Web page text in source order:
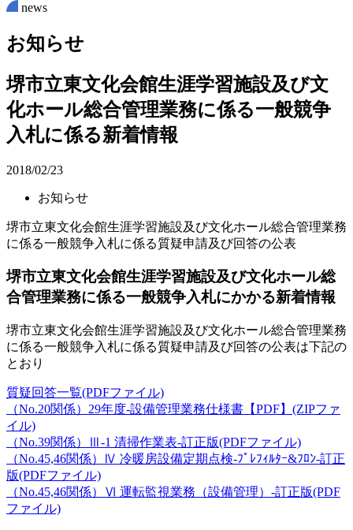
news
お知らせ
堺市立東文化会館生涯学習施設及び文
化ホール総合管理業務に係る一般競争
入札に係る新着情報
2018/02/23
お知らせ
堺市立東文化会館生涯学習施設及び文化ホール総合管理業務
に係る一般競争入札に係る質疑申請及び回答の公表
堺市立東文化会館生涯学習施設及び文化ホール総
合管理業務に係る一般競争入札にかかる新着情報
堺市立東文化会館生涯学習施設及び文化ホール総合管理業務
に係る一般競争入札に係る質疑申請及び回答の公表は下記の
とおり
質疑回答一覧(PDFファイル)
（No.20関係）29年度-設備管理業務仕様書【PDF】(ZIPファ
イル)
（No.39関係）Ⅲ-1 清掃作業表-訂正版(PDFファイル)
（No.45,46関係）Ⅳ 冷暖房設備定期点検-ﾌﾟﾚﾌｨﾙﾀｰ&ﾌﾛﾝ-訂正
版(PDFファイル)
（No.45,46関係）Ⅵ 運転監視業務（設備管理）-訂正版(PDF
ファイル)